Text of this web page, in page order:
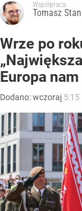
Współpraca:
Tomasz
Wrze po
Europa
Dodano:wczoraj 5:15